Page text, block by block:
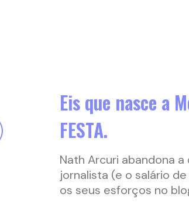
Nath Arcuri abandona
jornalista (e o salário
os seus esforços no
Eis que nasce a
FESTA.